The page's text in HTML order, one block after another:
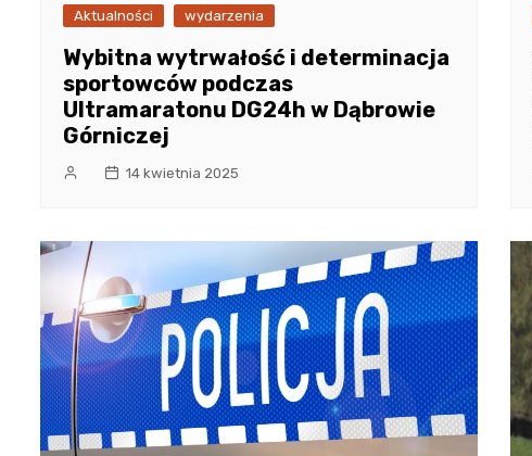
Aktualności wydarzenia
Wybitna wytrwałość i determinacja
sportowców podczas
Ultramaratonu DG24h w Dąbrowie
Górniczej
14 kwietnia 2025